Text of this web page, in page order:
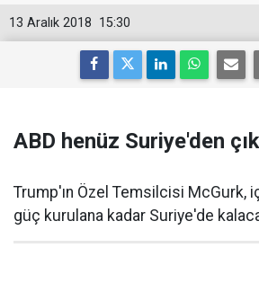
15:30
13 Aralık 2018
ABD henüz Suriye'den
Trump'ın Özel Temsilcisi McGurk,
güç kurulana kadar Suriye'de